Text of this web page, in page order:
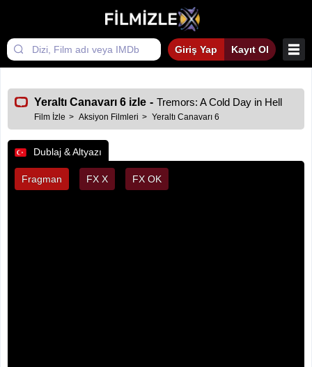
Giriş Yap Kayıt Ol
Yeraltı Canavarı 6 izle - Tremors: A Cold Day in Hell
Film İzle Aksiyon Filmleri Yeraltı Canavarı 6
Dublaj & Altyazı
Fragman FX X FX OK